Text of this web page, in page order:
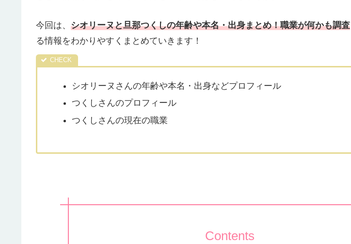
今回は、 シオリーヌと旦那つくしの年齢や本名・出身まとめ！職業が何かも調査
る情報をわかりやすくまとめていきます！
シオリーヌさんの年齢や本名・出身などプロフィール
つくしさんのプロフィール
つくしさんの現在の職業
Contents